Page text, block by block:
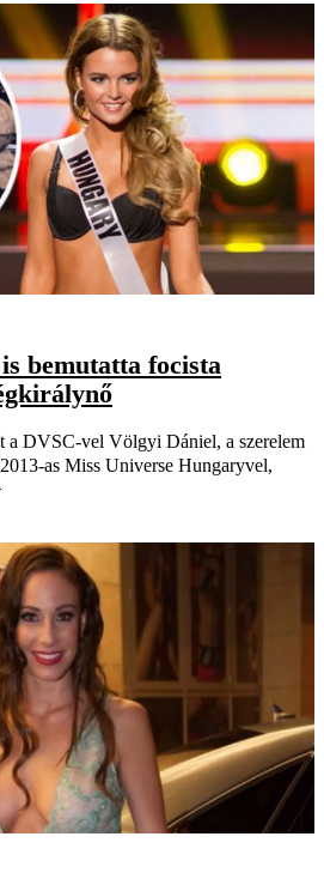
bemutatta focista
a DVSC-vel Völgyi Dániel, a szerelem
as Miss Universe Hungaryvel,